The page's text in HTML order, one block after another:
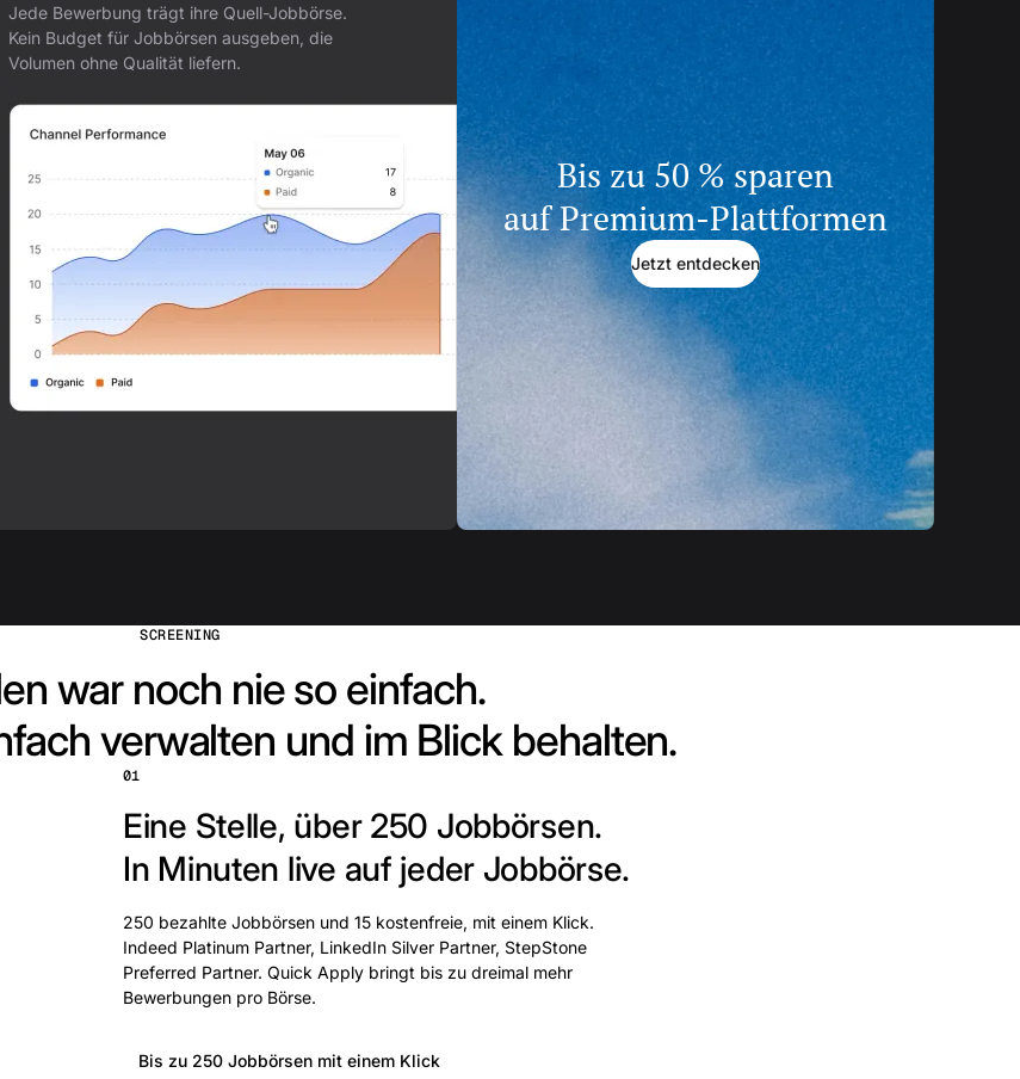
Jede Bewerbung trägt ihre Quell-Jobbörse.
Kein Budget für Jobbörsen ausgeben, die
Volumen ohne Qualität liefern.
Bis zu 50 % sparen
auf Premium-Plattformen
Jetzt entdecken
SCREENING
war noch nie so einfach.
verwalten und im Blick behalten.
01
Eine Stelle, über 250 Jobbörsen.
In Minuten live auf jeder Jobbörse.
250 bezahlte Jobbörsen und 15 kostenfreie, mit einem Klick.
Indeed Platinum Partner, LinkedIn Silver Partner, StepStone
Preferred Partner. Quick Apply bringt bis zu dreimal mehr
Bewerbungen pro Börse.
Bis zu 250 Jobbörsen mit einem Klick